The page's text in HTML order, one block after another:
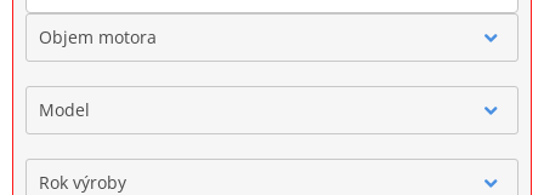
Objem motora
Model
Rok výroby